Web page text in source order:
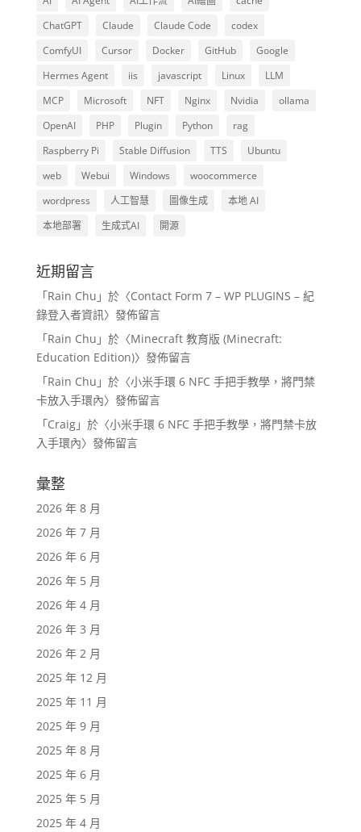
ChatGPT
Claude Claude Code
codex
ComfyUI
Cursor Docker GitHub
Google
Hermes Agent
iis javascript Linux
LLM
MCP
Microsoft NFT Nginx Nvidia
ollama
OpenAI
PHP Plugin Python
rag
Raspberry Pi
Stable Diffusion TTS
Ubuntu
web
Webui Windows
woocommerce
wordpress
人工智慧 圖像生成
本地 AI
本地部署
生成式AI 開源
近期留言
「Rain Chu 」於〈Contact Form 7 – WP PLUGINS – 紀
錄登入者資訊〉發佈留言
「Rain Chu 」於〈Minecraft 教育版 (Minecraft:
Education Edition)〉發佈留言
「Rain Chu 」於〈小米手環 6 NFC 手把手教學，將門禁
卡放入手環內〉發佈留言
「Craig」於〈小米手環 6 NFC 手把手教學，將門禁卡放
入手環內〉發佈留言
彙整
2026 年 8 月
2026 年 7 月
2026 年 6 月
2026 年 5 月
2026 年 4 月
2026 年 3 月
2026 年 2 月
2025 年 12 月
2025 年 11 月
2025 年 9 月
2025 年 8 月
2025 年 6 月
2025 年 5 月
2025 年 4 月